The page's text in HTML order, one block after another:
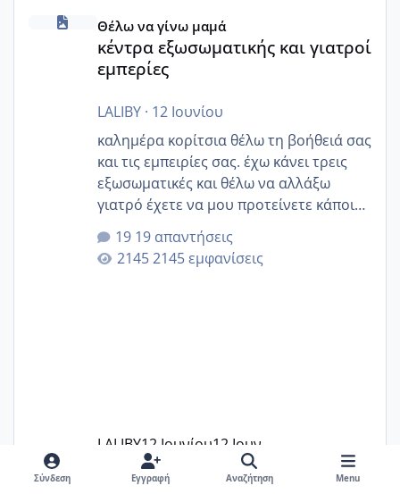
κέντρα εξωσωματικής και γιατροί εμπερίες
Θέλω να γίνω μαμά
κέντρα εξωσωματικής και γιατροί
εμπερίες
LALIBY· 12 Ιουνίου
καλημέρα κορίτσια θέλω τη βοήθειά σας
και τις εμπειρίες σας. έχω κάνει τρεις
εξωσωματικές και θέλω να αλλάξω
γιατρό έχετε να μου προτείνετε κάποιον
που μείνατε ευχαριστημένες και είχατε
επιιτυχία? έκανα στο υγεία με τον
ζερβομανωλάκη (δεν το εψαξε καθόλου
19 απαντήσεις
2145 εμφανίσεις
LALIBY12 Ιουνίου12 Ιουν
Σύνδεση Εγγραφή Αναζήτηση Menu